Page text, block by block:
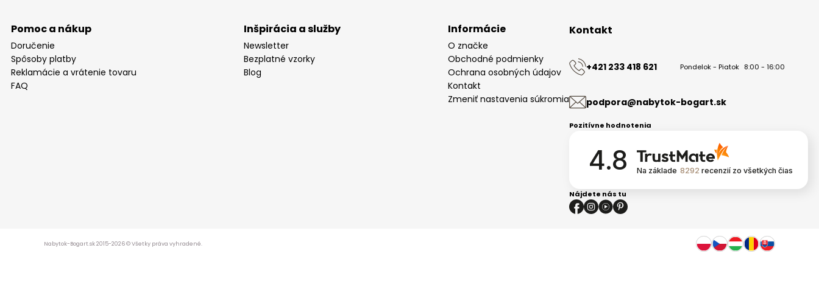
Pomoc a nákup
Doručenie
Spôsoby platby
Reklamácie a vrátenie tovaru
FAQ
Inšpirácia a služby
Newsletter
Bezplatné vzorky
Blog
Informácie
O značke
Obchodné podmienky
Ochrana osobných údajov
Kontakt
Zmeniť nastavenia súkromia
Kontakt
+421 233 418 621 Pondelok - Piatok 8:00 - 16:00
podpora@nabytok-bogart.sk
Pozitívne hodnotenia
4.8 Na základe 8292 recenzií zo všetkých čias
Nájdete nás tu
Nabytok-Bogart.sk 2015-2026 © Všetky práva vyhradené.